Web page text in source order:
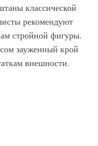
классической
рекомендуют
стройной фигуры.
зауженный крой
внешности.